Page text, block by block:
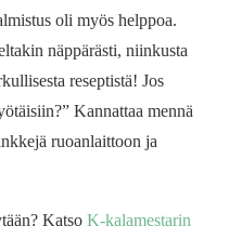
oli myös helppoa.
näppärästi, niinkusta
reseptistä! Jos
Kannattaa mennä
ruoanlaittoon ja
Katso K-kalamestarin